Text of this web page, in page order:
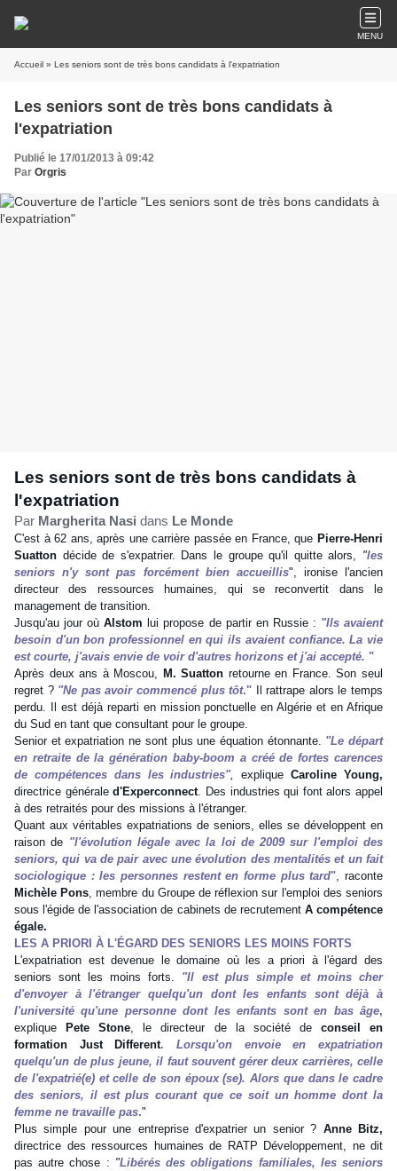
MENU
Accueil » Les seniors sont de très bons candidats à l'expatriation
Les seniors sont de très bons candidats à
l'expatriation
Publié le 17/01/2013 à 09:42
Par Orgris
Les seniors sont de très bons candidats à
l'expatriation
Par Margherita Nasi dans Le Monde
C'est à 62 ans, après une carrière passée en France, que Pierre-Henri
Suatton décide de s'expatrier. Dans le groupe qu'il quitte alors, "les
seniors n'y sont pas forcément bien accueillis", ironise l'ancien
directeur des ressources humaines, qui se reconvertit dans le
management de transition.
Jusqu'au jour oùAlstom lui propose de partir en Russie : "Ils avaient
besoin d'un bon professionnel en qui ils avaient confiance. La vie
est courte, j'avais envie de voir d'autres horizons et j'ai accepté. "
Après deux ans à Moscou, M. Suatton retourne en France. Son seul
regret ? "Ne pas avoir commencé plus tôt." Il rattrape alors le temps
perdu. Il est déjà reparti en mission ponctuelle en Algérie et en Afrique
du Sud en tant que consultant pour le groupe.
Senior et expatriation ne sont plus une équation étonnante. "Le départ
en retraite de la génération baby-boom a créé de fortes carences
de compétences dans les industries", expliqueCaroline Young,
directrice généraled'Experconnect. Des industries qui font alors appel
à des retraités pour des missions à l'étranger.
Quant aux véritables expatriations de seniors, elles se développent en
raison de "l'évolution légale avec la loi de 2009 sur l'emploi des
seniors, qui va de pair avec une évolution des mentalités et un fait
sociologique : les personnes restent en forme plus tard", raconte
Michèle Pons, membre du Groupe de réflexion sur l'emploi des seniors
sous l'égide de l'association de cabinets de recrutement A compétence
égale.
LES A PRIORI À L'ÉGARD DES SENIORS LES MOINS FORTS
L'expatriation est devenue le domaine où les a priori à l'égard des
seniors sont les moins forts. "Il est plus simple et moins cher
d'envoyer à l'étranger quelqu'un dont les enfants sont déjà à
l'université qu'une personne dont les enfants sont en bas âge,
explique
Pete Stone, le directeur de la société de conseil en
formation Just Different.Lorsqu'on envoie en expatriation
quelqu'un de plus jeune, il faut souvent gérer deux carrières, celle
de l'expatrié(e) et celle de son époux (se). Alors que dans le cadre
des seniors, il est plus courant que ce soit un homme dont la
femme ne travaille pas."
Plus simple pour une entreprise d'expatrier un senior ? Anne Bitz,
directrice des ressources humaines de RATP Développement, ne dit
pas autre chose : "Libérés des obligations familiales, les seniors